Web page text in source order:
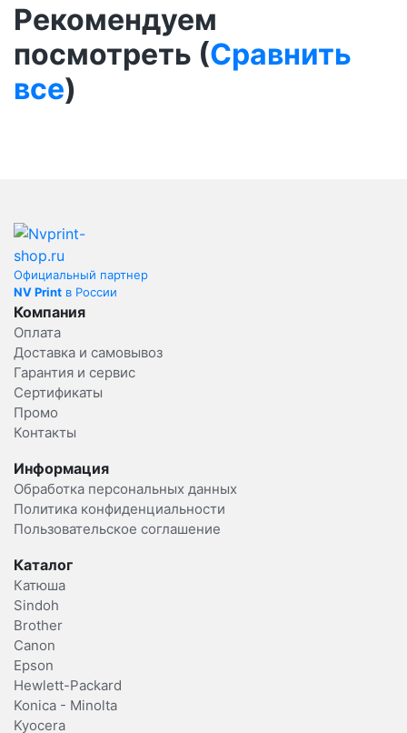
Рекомендуем
посмотреть (Сравнить
все)
Официальный партнер
NV Print в России
Компания
Оплата
Доставка и самовывоз
Гарантия и сервис
Сертификаты
Промо
Контакты
Информация
Обработка персональных данных
Политика конфиденциальности
Пользовательское соглашение
Каталог
Катюша
Sindoh
Brother
Canon
Epson
Hewlett-Packard
Konica - Minolta
Kyocera